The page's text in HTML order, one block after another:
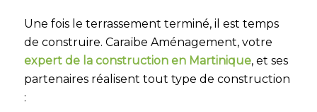
Une fois le terrassement terminé, il est temps
de construire. Caraïbe Aménagement, votre
expert de la construction en Martinique, et ses
partenaires réalisent tout type de construction
: